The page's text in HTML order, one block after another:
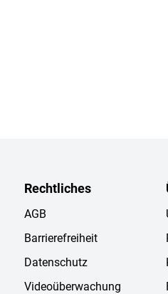
Rechtliches
AGB
Barrierefreiheit
Datenschutz
Videoüberwachung